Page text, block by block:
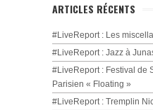
ARTICLES RÉCENTS
#LiveReport : Les
#LiveReport : Jazz à
#LiveReport : Festival de
Parisien « Floating »
#LiveReport : Tremplin